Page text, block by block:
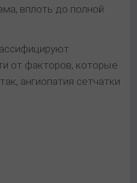
вплоть до полной
от факторов, которые
ангиопатия сетчатки